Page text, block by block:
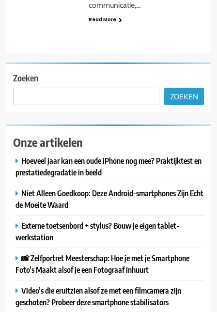
communicatie,…
Read More
Zoeken
ZOEKEN
Onze artikelen
Hoeveel jaar kan een oude iPhone nog mee? Praktijktest en
prestatiedegradatie in beeld
Niet Alleen Goedkoop: Deze Android-smartphones Zijn Echt
de Moeite Waard
Externe toetsenbord + stylus? Bouw je eigen tablet-
werkstation
📸 Zelfportret Meesterschap: Hoe je met je Smartphone
Foto’s Maakt alsof je een Fotograaf Inhuurt
Video’s die eruitzien alsof ze met een filmcamera zijn
geschoten? Probeer deze smartphone stabilisators